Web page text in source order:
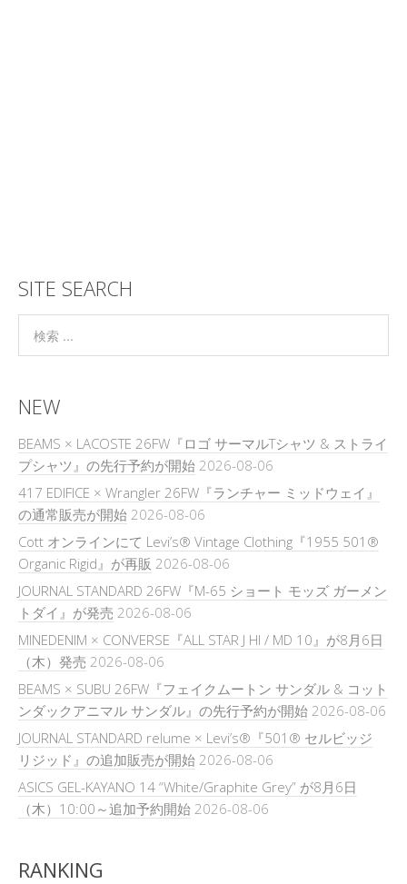
SITE SEARCH
NEW
BEAMS × LACOSTE 26FW『ロゴ サーマルTシャツ & ストライ
プシャツ』の先行予約が開始 2026-08-06
417 EDIFICE × Wrangler 26FW『ランチャー ミッドウェイ』
の通常販売が開始 2026-08-06
Cott オンラインにて Levi’s® Vintage Clothing『1955 501®
Organic Rigid』が再販 2026-08-06
JOURNAL STANDARD 26FW『M-65 ショート モッズ ガーメン
トダイ』が発売 2026-08-06
MINEDENIM × CONVERSE『ALL STAR J HI / MD 10』が8月6日
（木）発売 2026-08-06
BEAMS × SUBU 26FW『フェイクムートン サンダル & コット
ンダックアニマル サンダル』の先行予約が開始 2026-08-06
JOURNAL STANDARD relume × Levi’s®『501® セルビッジ
リジッド』の追加販売が開始 2026-08-06
ASICS GEL-KAYANO 14 “White/Graphite Grey” が8月6日
（木）10:00～追加予約開始 2026-08-06
RANKING